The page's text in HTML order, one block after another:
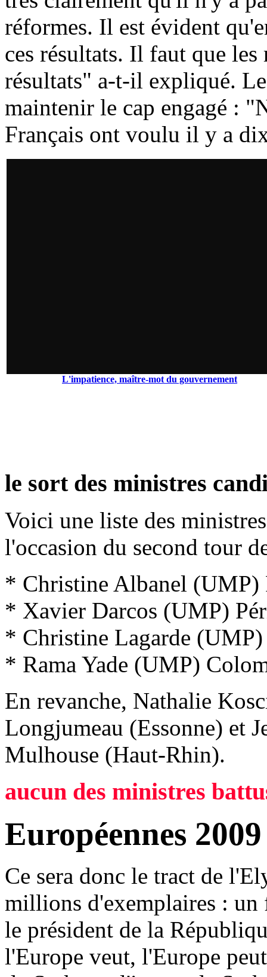
réformes. Il est évident
ces résultats. Il faut que
résultats" a-t-il expliqué.
maintenir le cap engagé :
Français ont voulu il y a
L'impatience, maître-mot du gouvernement
le sort des ministres
Voici une liste des
l'occasion du second tour
* Christine Albanel (UMP)
* Xavier Darcos (UMP)
* Christine Lagarde (UMP)
* Rama Yade (UMP)
En revanche, Nathalie
Longjumeau (Essonne) et
Mulhouse (Haut-Rhin).
aucun des ministres
Européennes 2009
Ce sera donc le tract de
millions d'exemplaires :
le président de la
l'Europe veut, l'Europe